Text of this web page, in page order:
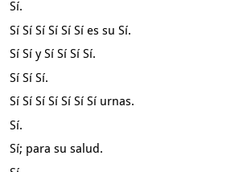
Sí.
Sí Sí Sí Sí Sí Sí es su Sí.
Sí Sí y Sí Sí Sí Sí.
Sí Sí Sí.
Sí Sí Sí Sí Sí Sí Sí urnas.
Sí.
Sí; para su salud.